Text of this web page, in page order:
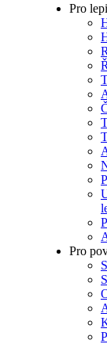
Pro
Pro